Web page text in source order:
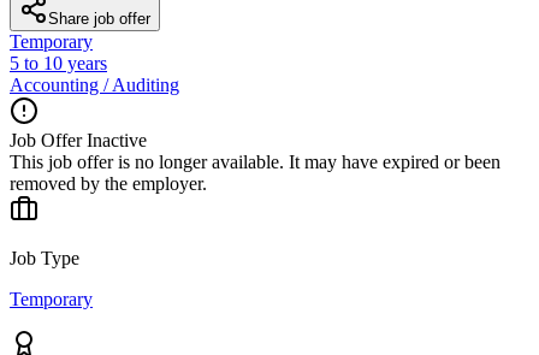
Share job offer
Temporary
5 to 10 years
Accounting / Auditing
Job Offer Inactive
This job offer is no longer available. It may have expired or been
removed by the employer.
Job Type
Temporary